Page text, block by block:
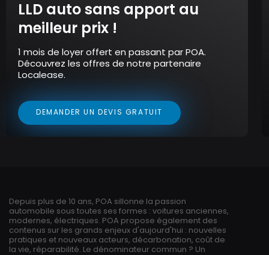
LLD auto sans apport au
meilleur prix !
1 mois de loyer offert en passant par POA.
Découvrez les offres de notre partenaire
Localease.
DEMANDER UN DEVIS GRATUIT
Depuis plus de 10 ans, POA sillonne la passion
automobile sous toutes ses formes : voitures anciennes,
modernes, électriques. POA propose également des
contenus sur les grands enjeux d'aujourd'hui : nouvelles
pratiques et nouveaux acteurs, décarbonation, coût de
la vie, réparabilité. Le dénominateur commun ? Un